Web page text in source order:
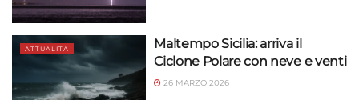
ATTUALITÀ
Maltempo Sicilia: arriva il
Ciclone Polare con neve e venti
26 MARZO 2026